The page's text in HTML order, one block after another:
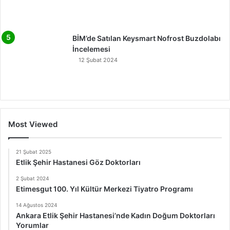
BİM’de Satılan Keysmart Nofrost Buzdolabı
İncelemesi
12 Şubat 2024
Most Viewed
21 Şubat 2025
Etlik Şehir Hastanesi Göz Doktorları
2 Şubat 2024
Etimesgut 100. Yıl Kültür Merkezi Tiyatro Programı
14 Ağustos 2024
Ankara Etlik Şehir Hastanesi’nde Kadın Doğum Doktorları
Yorumlar